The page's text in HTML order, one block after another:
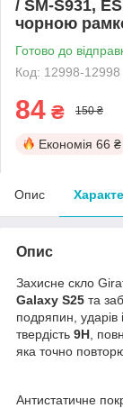
/ SM-S931,
чорною
Готово до
Код: 12998-12998
84 ₴ 150 ₴
Економія 66 ₴
Опис
Опис
Захисне скло
Galaxy S25 та
подряпин,
твердість 9H ,
яка точно
Антистатичне